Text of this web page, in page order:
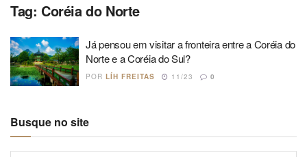
Tag: Coréia do Norte
Já pensou em visitar a fronteira entre a Coréia do
Norte e a Coréia do Sul?
POR LÍH FREITAS 11/23 0
Busque no site